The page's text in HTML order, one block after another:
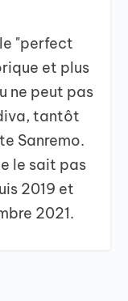
"perfect
et plus
ne peut pas
tantôt
Sanremo.
le sait pas
2019 et
2021.